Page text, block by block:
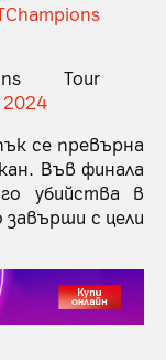
Tour
2024
се превърна
Във финала
убийства в
с цели